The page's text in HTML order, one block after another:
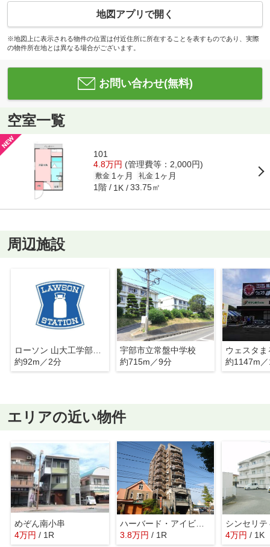
地図アプリで開く
※地図上に表示される物件の位置は付近住所に所在することを表すものであり、実際
の物件所在地とは異なる場合がございます。
お問い合わせ(無料)
空室一覧
101
4.8万円 (管理費等：2,000円)
敷金 1ヶ月 礼金 1ヶ月
1階 1K 33.75㎡
周辺施設
約92m／2分
宇部市立常盤中学校
約715m／9分
約1147m
エリアの近い物件
めぞん南小串
4万円 / 1R
ハーバード・アイビー・スクエア
3.8万円 / 1R
シンセリテ
4万円 / 1K